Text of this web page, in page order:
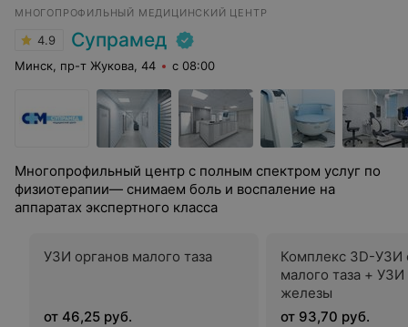
МНОГОПРОФИЛЬНЫЙ МЕДИЦИНСКИЙ ЦЕНТР
4.9 Супрамед
Минск, пр-т Жукова, 44 с 08:00
Многопрофильный центр с полным спектром услуг по
физиотерапии— снимаем боль и воспаление на
аппаратах экспертного класса
УЗИ органов малого таза
от 46,25 руб.
Комплекс 3D-УЗИ
малого таза +
железы
от 93,70 руб.